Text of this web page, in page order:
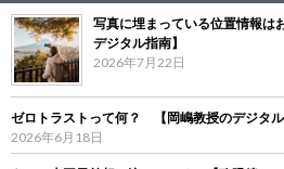
写真に埋まっている位置情報
デジタル指南】
2026年7月22日
ゼロトラストって何？ 【岡嶋教授のデジタル
2026年6月18日